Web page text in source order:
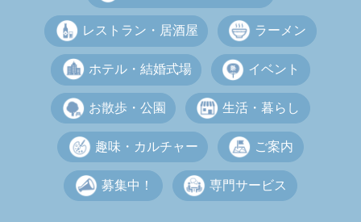
レストラン・居酒屋 ラーメン
ホテル・結婚式場 イベント
お散歩・公園 生活・暮らし
趣味・カルチャー ご案内
募集中！ 専門サービス